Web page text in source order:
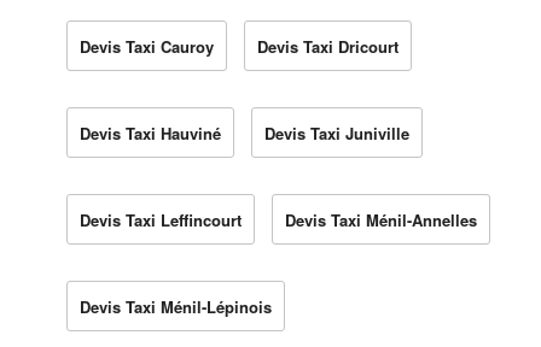
Devis Taxi Cauroy Devis Taxi Dricourt
Devis Taxi Hauviné Devis Taxi Juniville
Devis Taxi Leffincourt Devis Taxi Ménil-Annelles
Devis Taxi Ménil-Lépinois